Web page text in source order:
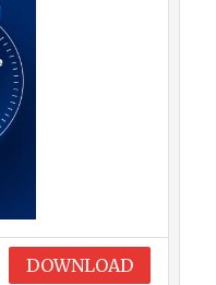
DOWNLOAD